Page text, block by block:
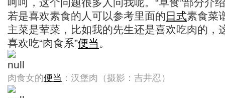
若是喜欢素食的人可以参考里面的 日式素食菜
主菜是荤菜，比如我的先生还是喜欢吃肉的，
喜欢吃“肉食系”便当 。
肉食女的便当 ：汉堡肉（摄影：吉井忍）